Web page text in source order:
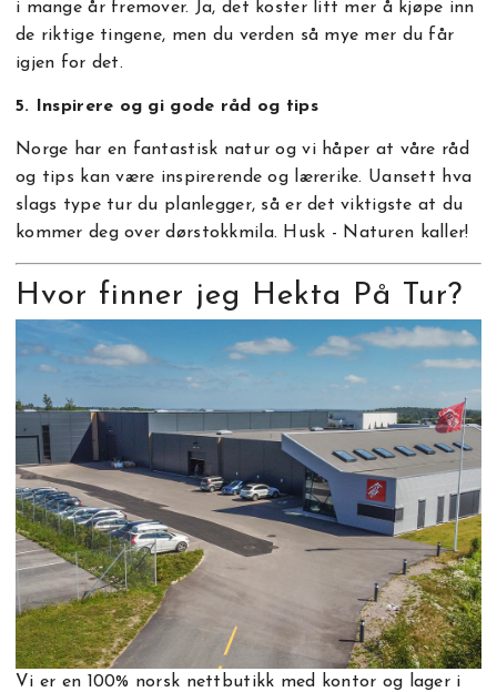
i mange år fremover. Ja, det koster litt mer å kjøpe inn
de riktige tingene, men du verden så mye mer du får
igjen for det.
5. Inspirere og gi gode råd og tips
Norge har en fantastisk natur og vi håper at våre råd
og tips kan være inspirerende og lærerike. Uansett hva
slags type tur du planlegger, så er det viktigste at du
kommer deg over dørstokkmila. Husk - Naturen kaller!
Hvor finner jeg Hekta På Tur?
Vi er en 100% norsk nettbutikk med kontor og lager i